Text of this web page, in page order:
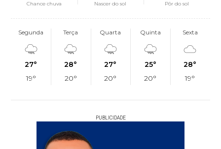
Chance chuva Nascer do sol Pôr do sol
Segunda
27°
19°
Terça
28°
20°
Quarta
27°
20°
Quinta
25°
20°
Sexta
28°
19°
PUBLICIDADE